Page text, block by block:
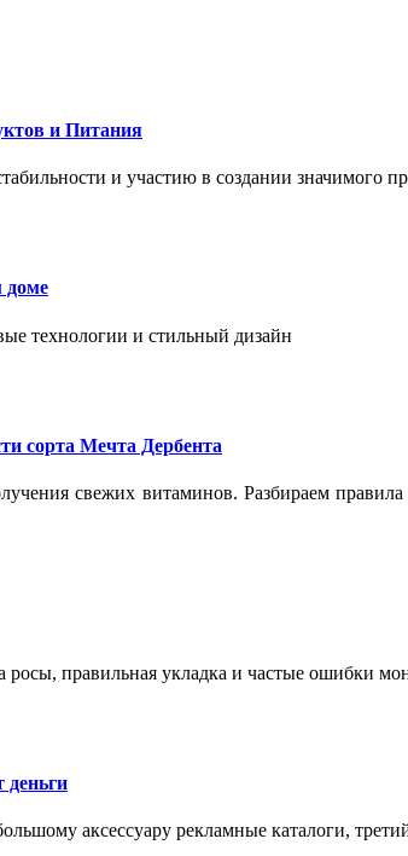
и Питания
и участию в создании значимого
доме
технологии и стильный дизайн
сорта Мечта Дербента
свежих витаминов. Разбираем
росы, правильная укладка и частые ошибки
деньги
аксессуару рекламные каталоги,